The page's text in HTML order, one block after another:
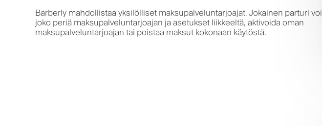
Barberly mahdollistaa yksilölliset maksupalveluntarjoajat. Jokainen parturi voi
joko periä maksupalveluntarjoajan ja asetukset liikkeeltä, aktivoida oman
maksupalveluntarjoajan tai poistaa maksut kokonaan käytöstä.